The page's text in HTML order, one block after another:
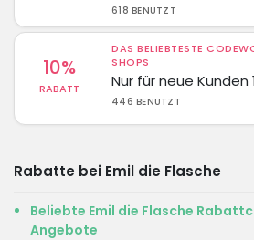
618 BENUTZT
10%
RABATT
DAS BELIEBTESTE
SHOPS
Nur für neue Kunden
446 BENUTZT
Rabatte bei Emil die Flasche
Beliebte Emil die Flasche
Angebote